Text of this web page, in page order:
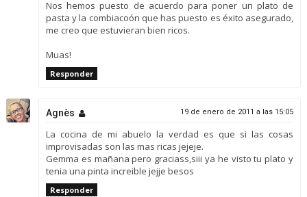
Nos hemos puesto de acuerdo para poner un plato de
pasta y la combiacoón que has puesto es éxito asegurado,
me creo que estuvieran bien ricos.
Muas!
Responder
Agnès 19 de enero de 2011 a las 15:05
La cocina de mi abuelo la verdad es que si las cosas
improvisadas son las mas ricas jejeje.
Gemma es mañana pero graciass,siii ya he visto tu plato y
tenia una pinta increible jejje besos
Responder